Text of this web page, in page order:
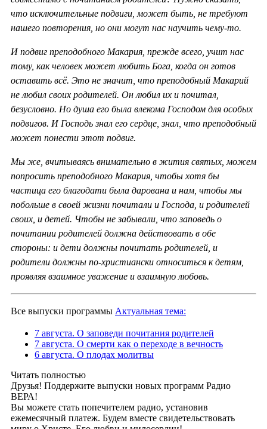
что исключительные подвиги, может быть, не требуют
нашего повторения, но они могут нас научить чему-то.
И подвиг преподобного Макария, прежде всего, учит нас
тому, как человек может любить Бога, когда он готов
оставить всё. Это не значит, что преподобный Макарий
не любил своих родителей. Он любил их и почитал,
безусловно. Но душа его была влекома Господом для особых
подвигов. И Господь знал его сердце, знал, что преподобный
может понести этот подвиг.
Мы же, вчитываясь внимательно в жития святых, можем
попросить преподобного Макария, чтобы хотя бы
частица его благодати была дарована и нам, чтобы мы
побольше в своей жизни почитали и Господа, и родителей
своих, и детей. Чтобы не забывали, что заповедь о
почитании родителей должна действовать в обе
стороны: и дети должны почитать родителей, и
родители должны по-христиански относиться к детям,
проявляя взаимное уважение и взаимную любовь.
Все выпуски программы Актуальная тема:
7 августа. О заповеди почитания родителей
7 августа. О смерти как о переходе в вечность
6 августа. О плодах молитвы
Читать полностью
Друзья! Поддержите выпуски новых программ Радио
ВЕРА!
Вы можете стать попечителем радио, установив
ежемесячный платеж. Будем вместе свидетельствовать